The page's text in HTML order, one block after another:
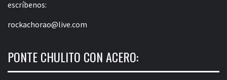
escríbenos:
rockachorao@live.com
PONTE CHULITO CON ACERO: